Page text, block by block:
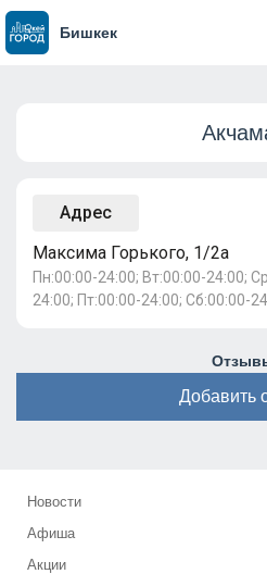
Бишкек
Адрес
Максима Горького, 1/2а
Пн:00:00-24:00; Вт:00:00-24:00;
24:00; Пт:00:00-24:00; Сб:00:00-
Добавить
Новости
Афиша
Акции